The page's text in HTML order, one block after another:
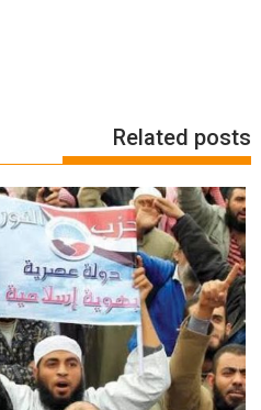
Related posts